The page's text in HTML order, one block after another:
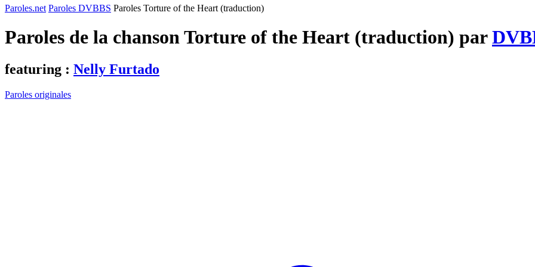
Paroles.net Paroles DVBBS Paroles Torture of the Heart (traduction)
Paroles de la chanson Torture of the Heart (traduction) par
featuring : Nelly Furtado
Paroles originales